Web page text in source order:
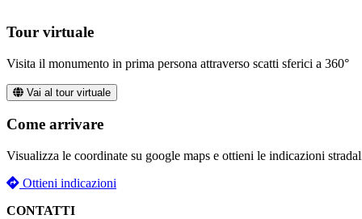
Tour virtuale
Visita il monumento in prima persona attraverso scatti sferici a 360°
Vai al tour virtuale
Come arrivare
Visualizza le coordinate su google maps e ottieni le indicazioni
Ottieni indicazioni
CONTATTI